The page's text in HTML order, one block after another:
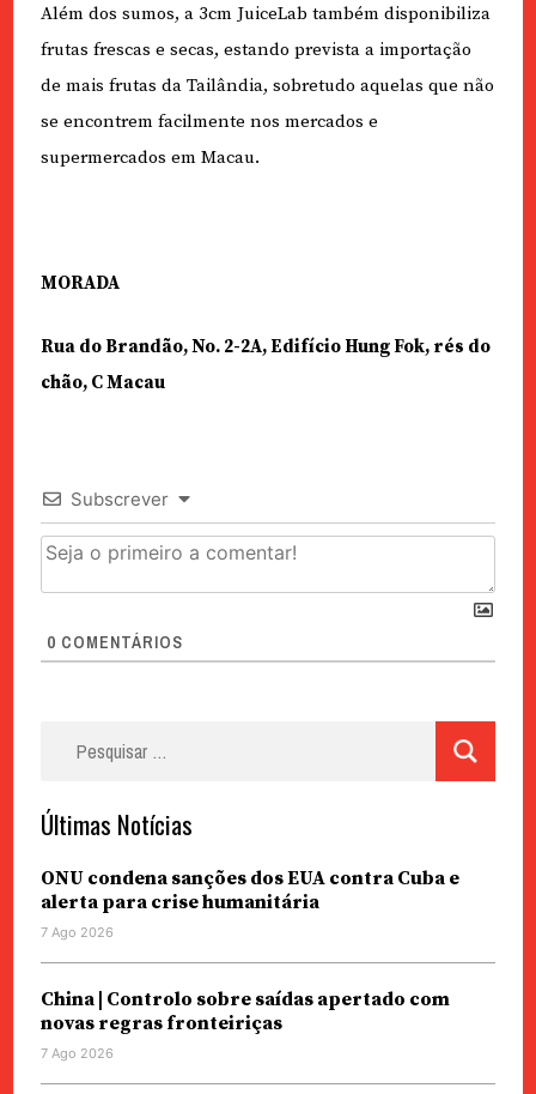
Além dos sumos, a 3cm JuiceLab também disponibiliza
frutas frescas e secas, estando prevista a importação
de mais frutas da Tailândia, sobretudo aquelas que não
se encontrem facilmente nos mercados e
supermercados em Macau.
MORADA
Rua do Brandão, No. 2-2A, Edifício Hung Fok, rés do
chão, C Macau
Subscrever
0 COMENTÁRIOS
Últimas Notícias
ONU condena sanções dos EUA contra Cuba e
alerta para crise humanitária
7 Ago 2026
China | Controlo sobre saídas apertado com
novas regras fronteiriças
7 Ago 2026